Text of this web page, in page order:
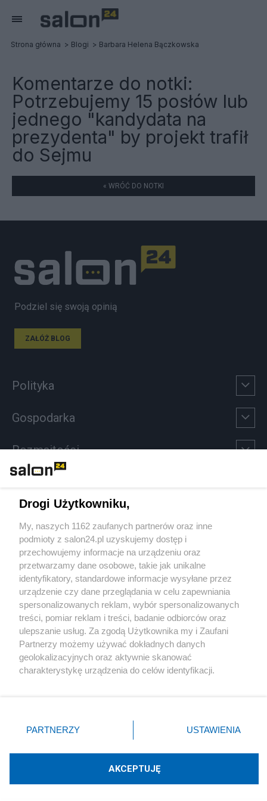
Strona główna Blogi Barbara Helena Bączkowska
Komentarze do notki:
Potrzebujemy 15 posłów lub
jednego "kandydata na
prezydenta" by projekt trafił
do Sejmu
« WRÓĆ DO NOTKI
Podziel się swoją opinią
ZAŁÓŻ BLOG
Polityka
Gospodarka
Rozmaitości
Sport
Społeczeństwo
Kultura
X Facebook Instagram Youtube
Technologię dostarcza:W3media.pl
Drogi Użytkowniku,
My, naszych 1162 zaufanych partnerów oraz inne
podmioty z salon24.pl uzyskujemy dostęp i
przechowujemy informacje na urządzeniu oraz
przetwarzamy dane osobowe, takie jak unikalne
identyfikatory, standardowe informacje wysyłane przez
urządzenie czy dane przeglądania w celu zapewniania
spersonalizowanych reklam, wybór spersonalizowanych
treści, pomiar reklam i treści, badanie odbiorców oraz
ulepszanie usług. Za zgodą Użytkownika my i Zaufani
Partnerzy możemy używać dokładnych danych
geolokalizacyjnych oraz aktywnie skanować
charakterystykę urządzenia do celów identyfikacji.
zmienić/wycofać klikając przycisk ustawień prywatności
znajdujący się w lewym dolnym rogu strony
rodzaje przetwarzania danych nie wymagają zgody
użytkownika, ale masz prawo sprzeciwić się takiemu
PARTNERZY USTAWIENIA
AKCEPTUJĘ